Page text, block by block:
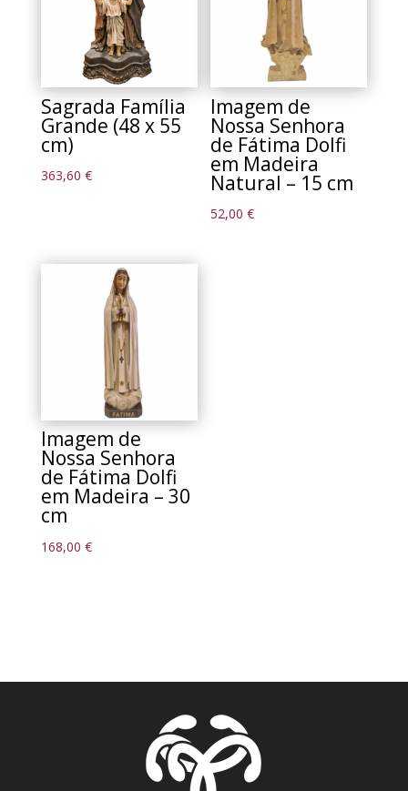
Sagrada Família
Grande (48 x 55
cm)
363,60 €
Imagem de
Nossa Senhora
de Fátima Dolfi
em Madeira
Natural – 15 cm
52,00€
Imagem de
Nossa Senhora
de Fátima Dolfi
em Madeira – 30
cm
168,00 €